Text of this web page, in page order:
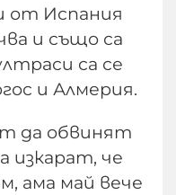
от Испания
и също са
са се
и Алмерия.
да обвинят
изкарат, че
ама май вече